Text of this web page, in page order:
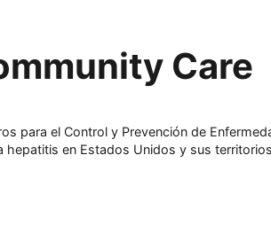
Care
para el Control y Prevención de
hepatitis en Estados Unidos y sus